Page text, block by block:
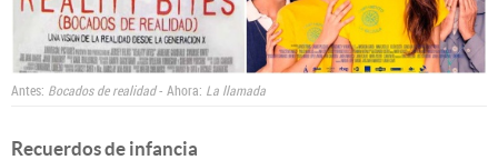
Antes: Bocados de realidad- Ahora: La llamada
Recuerdos de infancia